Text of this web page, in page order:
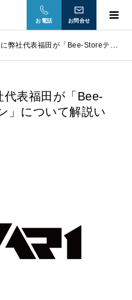
お電話 お問合せ
「Bee-Storeテスト販売プラン」について解説いたします。
表福田が「Bee-
」について解説い